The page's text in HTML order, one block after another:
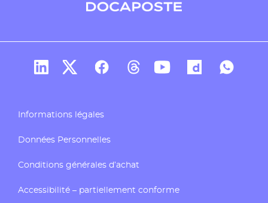
Compte Linkedin de Docaposte
Compte X de Docaposte
Compte Facebook de Docaposte
Compte Threads de
Compte Youtube de
CompteCompte
Informations légales
Données Personnelles
Conditions générales d’achat
Accessibilité – partiellement conforme